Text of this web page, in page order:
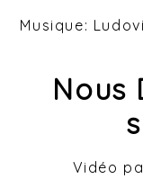
Musique:
Nous
Vidéo